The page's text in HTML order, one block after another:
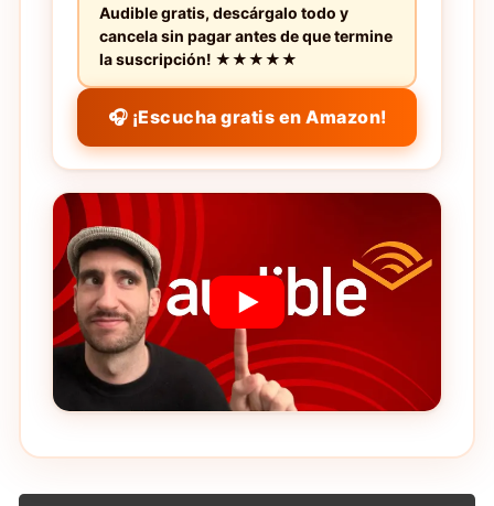
Audible gratis, descárgalo todo y
cancela sin pagar antes de que termine
la suscripción! ★★★★★
🎧 ¡Escucha gratis en Amazon!